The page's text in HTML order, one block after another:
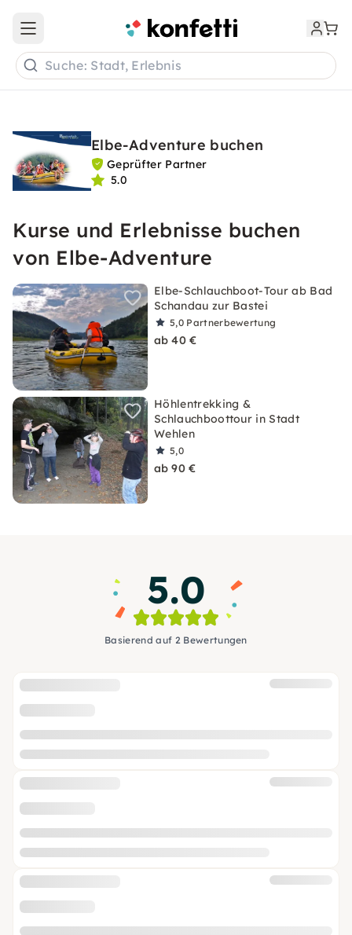
Open main menu
Suche: Stadt, Erlebnis
Elbe-Adventure buchen
Geprüfter Partner
5.0
Kurse und Erlebnisse buchen
von Elbe-Adventure
Elbe-Schlauchboot-Tour ab Bad
Schandau zur Bastei
5,0 Partnerbewertung
ab 40 €
Höhlentrekking &
Schlauchboottour in Stadt
Wehlen
5,0
ab 90 €
5.0
Basierend auf 2 Bewertungen